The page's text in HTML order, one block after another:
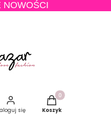
NOWOŚCI
się
Produkty w
Koszyk